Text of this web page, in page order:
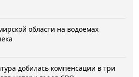
области на водоемах
добилась компенсации в три